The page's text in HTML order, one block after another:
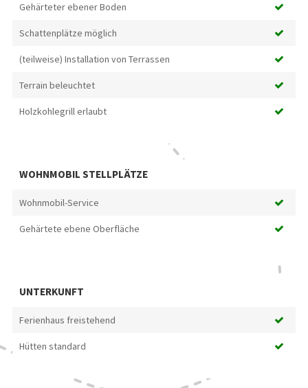
Gehärteter ebener Boden
Schattenplätze möglich
(teilweise) Installation von Terrassen
Terrain beleuchtet
Holzkohlegrill erlaubt
WOHNMOBIL STELLPLÄTZE
Wohnmobil-Service
Gehärtete ebene Oberfläche
UNTERKUNFT
Ferienhaus freistehend
Hütten standard